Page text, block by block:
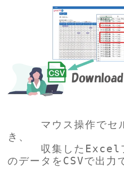
マウス操作でセル
き、
収集したExcelフ
のデータをCSVで出力